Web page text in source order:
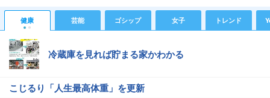
健康 芸能 ゴシップ 女子 トレンド
冷蔵庫を見れば貯まる家かわかる
こじるり「人生最高体重」を更新